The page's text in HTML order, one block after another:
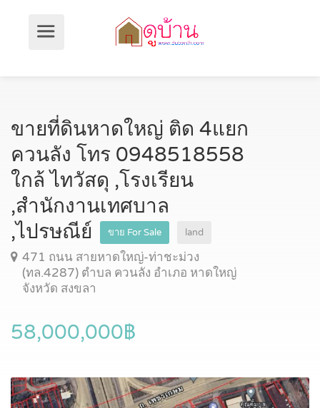
ขายที่ดินหาดใหญ่ ติด 4แยก
ควนลัง โทร 0948518558
ใกล้ ไทวัสดุ ,โรงเรียน
,สำนักงานเทศบาล
,ไปรษณีย์
ขาย For Sale land
471 ถนน สายหาดใหญ่-ท่าชะม่วง
(ทล.4287) ตำบล ควนลัง อำเภอ หาดใหญ่
จังหวัด สงขลา
58,000,000฿